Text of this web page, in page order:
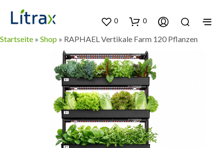
0 0
Startseite » Shop » RAPHAEL Vertikale Farm 120 Pflanzen